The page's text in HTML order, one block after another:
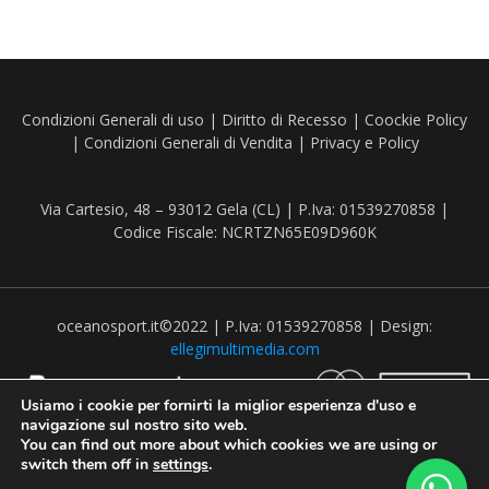
Condizioni Generali di uso | Diritto di Recesso | Coockie Policy
| Condizioni Generali di Vendita | Privacy e Policy
Via Cartesio, 48 – 93012 Gela (CL) | P.Iva: 01539270858 |
Codice Fiscale: NCRTZN65E09D960K
oceanosport.it©2022 | P.Iva: 01539270858 | Design:
ellegimultimedia.com
Usiamo i cookie per fornirti la miglior esperienza d'uso e
navigazione sul nostro sito web.
You can find out more about which cookies we are using or
switch them off in settings.